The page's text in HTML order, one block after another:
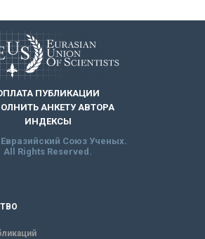
ПУБЛИКАЦИИ
АНКЕТУ АВТОРА
ИНДЕКСЫ
Союз Ученых.
All Rights Reserved.